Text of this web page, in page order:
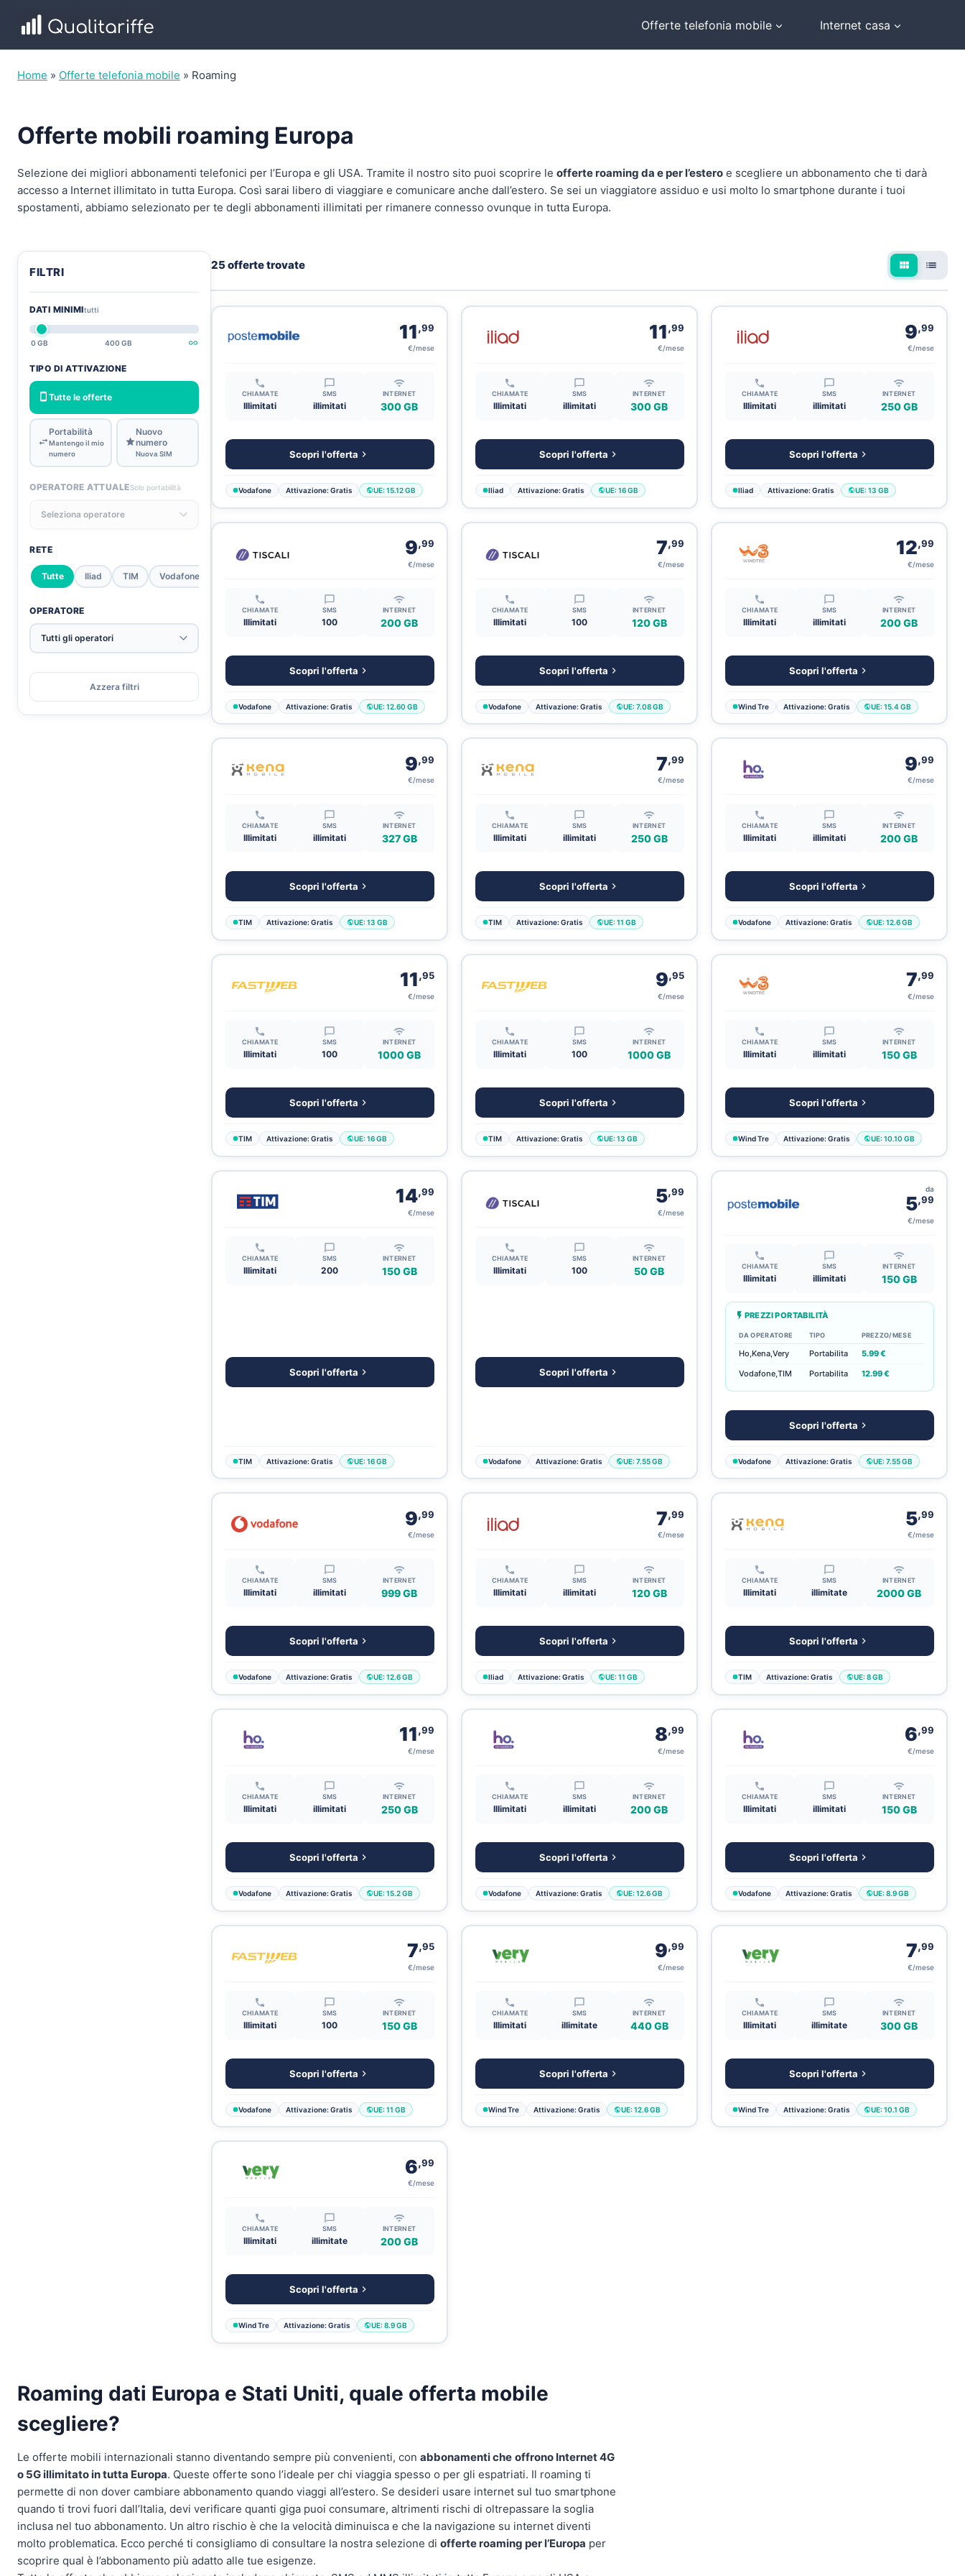
Offerte telefonia mobile Internet casa
Home » Offerte telefonia mobile » Roaming
Offerte mobili roaming Europa
Selezione dei migliori abbonamenti telefonici per l’Europa e gli USA. Tramite il nostro sito puoi scoprire le offerte roaming da e per l’estero e scegliere un abbonamento che ti darà
accesso a Internet illimitato in tutta Europa. Così sarai libero di viaggiare e comunicare anche dall’estero. Se sei un viaggiatore assiduo e usi molto lo smartphone durante i tuoi
spostamenti, abbiamo selezionato per te degli abbonamenti illimitati per rimanere connesso ovunque in tutta Europa.
FILTRI
DATI MINIMItutti
0 GB 400 GB
TIPO DI ATTIVAZIONE
Tutte le offerte
Portabilità
Mantengo il mio
numero
Nuovo
numero
Nuova SIM
OPERATORE ATTUALESolo portabilità
RETE
Tutte Iliad TIM Vodafone
OPERATORE
Azzera filtri
25 offerte trovate
11,99
€/mese
CHIAMATE
Illimitati
SMS
illimitati
INTERNET
300 GB
Scopri l'offerta
Vodafone Attivazione: Gratis UE: 15.12 GB
11,99
€/mese
CHIAMATE
Illimitati
SMS
illimitati
INTERNET
300 GB
Scopri l'offerta
Iliad Attivazione: Gratis UE: 16 GB
9,99
€/mese
CHIAMATE
Illimitati
SMS
illimitati
INTERNET
250 GB
Scopri l'offerta
Iliad Attivazione: Gratis UE: 13 GB
9,99
€/mese
CHIAMATE
Illimitati
SMS
100
INTERNET
200 GB
Scopri l'offerta
Vodafone Attivazione: Gratis UE: 12.60 GB
7,99
€/mese
CHIAMATE
Illimitati
SMS
100
INTERNET
120 GB
Scopri l'offerta
Vodafone Attivazione: Gratis UE: 7.08 GB
12,99
€/mese
CHIAMATE
Illimitati
SMS
illimitati
INTERNET
200 GB
Scopri l'offerta
Wind Tre Attivazione: Gratis UE: 15.4 GB
9,99
€/mese
CHIAMATE
Illimitati
SMS
illimitati
INTERNET
327 GB
Scopri l'offerta
TIM Attivazione: Gratis UE: 13 GB
7,99
€/mese
CHIAMATE
Illimitati
SMS
illimitati
INTERNET
250 GB
Scopri l'offerta
TIM Attivazione: Gratis UE: 11 GB
9,99
€/mese
CHIAMATE
Illimitati
SMS
illimitati
INTERNET
200 GB
Scopri l'offerta
Vodafone Attivazione: Gratis UE: 12.6 GB
11,95
€/mese
CHIAMATE
Illimitati
SMS
100
INTERNET
1000 GB
Scopri l'offerta
TIM Attivazione: Gratis UE: 16 GB
9,95
€/mese
CHIAMATE
Illimitati
SMS
100
INTERNET
1000 GB
Scopri l'offerta
TIM Attivazione: Gratis UE: 13 GB
7,99
€/mese
CHIAMATE
Illimitati
SMS
illimitati
INTERNET
150 GB
Scopri l'offerta
Wind Tre Attivazione: Gratis UE: 10.10 GB
14,99
€/mese
CHIAMATE
Illimitati
SMS
200
INTERNET
150 GB
Scopri l'offerta
TIM Attivazione: Gratis UE: 16 GB
5,99
€/mese
CHIAMATE
Illimitati
SMS
100
INTERNET
50 GB
Scopri l'offerta
Vodafone Attivazione: Gratis UE: 7.55 GB
da
5,99
€/mese
CHIAMATE
Illimitati
SMS
illimitati
INTERNET
150 GB
PREZZI PORTABILITÀ
DA OPERATORE TIPO PREZZO/MESE
Ho,Kena,Very Portabilita
5.99 €
Vodafone,TIM
Portabilita 12.99 €
Scopri l'offerta
Vodafone Attivazione: Gratis UE: 7.55 GB
9,99
€/mese
CHIAMATE
Illimitati
SMS
illimitati
INTERNET
999 GB
Scopri l'offerta
Vodafone Attivazione: Gratis UE: 12.6 GB
7,99
€/mese
CHIAMATE
Illimitati
SMS
illimitati
INTERNET
120 GB
Scopri l'offerta
Iliad Attivazione: Gratis UE: 11 GB
5,99
€/mese
CHIAMATE
Illimitati
SMS
illimitate
INTERNET
2000 GB
Scopri l'offerta
TIM Attivazione: Gratis UE: 8 GB
11,99
€/mese
CHIAMATE
Illimitati
SMS
illimitati
INTERNET
250 GB
Scopri l'offerta
Vodafone Attivazione: Gratis UE: 15.2 GB
8,99
€/mese
CHIAMATE
Illimitati
SMS
illimitati
INTERNET
200 GB
Scopri l'offerta
Vodafone Attivazione: Gratis UE: 12.6 GB
6,99
€/mese
CHIAMATE
Illimitati
SMS
illimitati
INTERNET
150 GB
Scopri l'offerta
Vodafone Attivazione: Gratis UE: 8.9 GB
7,95
€/mese
CHIAMATE
Illimitati
SMS
100
INTERNET
150 GB
Scopri l'offerta
Vodafone Attivazione: Gratis UE: 11 GB
9,99
€/mese
CHIAMATE
Illimitati
SMS
illimitate
INTERNET
440 GB
Scopri l'offerta
Wind Tre Attivazione: Gratis UE: 12.6 GB
7,99
€/mese
CHIAMATE
Illimitati
SMS
illimitate
INTERNET
300 GB
Scopri l'offerta
Wind Tre Attivazione: Gratis UE: 10.1 GB
6,99
€/mese
CHIAMATE
Illimitati
SMS
illimitate
INTERNET
200 GB
Scopri l'offerta
Wind Tre Attivazione: Gratis UE: 8.9 GB
Roaming dati Europa e Stati Uniti, quale offerta mobile
scegliere?
Le offerte mobili internazionali stanno diventando sempre più convenienti, con abbonamenti che offrono Internet 4G
o 5G illimitato in tutta Europa. Queste offerte sono l’ideale per chi viaggia spesso o per gli espatriati. Il roaming ti
permette di non dover cambiare abbonamento quando viaggi all’estero. Se desideri usare internet sul tuo smartphone
quando ti trovi fuori dall’Italia, devi verificare quanti giga puoi consumare, altrimenti rischi di oltrepassare la soglia
inclusa nel tuo abbonamento. Un altro rischio è che la velocità diminuisca e che la navigazione su internet diventi
molto problematica. Ecco perché ti consigliamo di consultare la nostra selezione di offerte roaming per l’Europa per
scoprire qual è l’abbonamento più adatto alle tue esigenze.